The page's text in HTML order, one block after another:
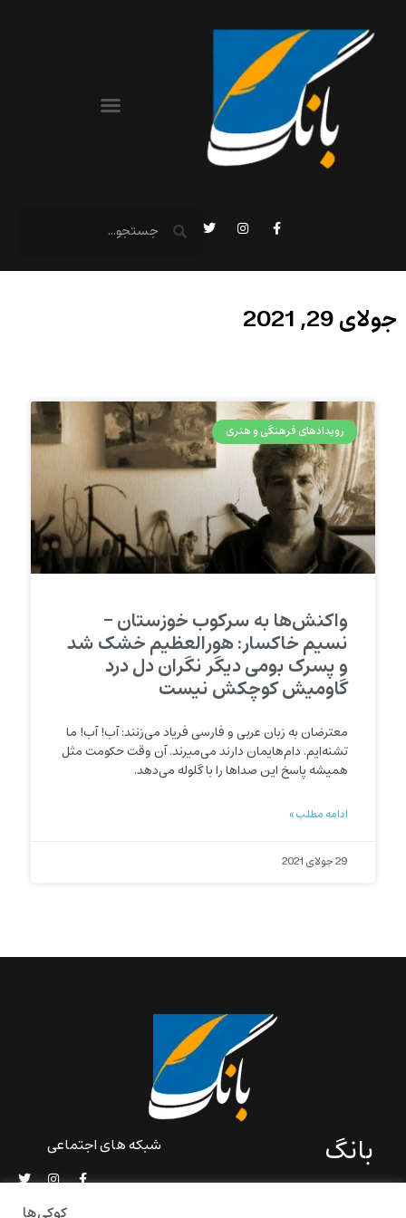
جولای 29, 2021
رویدادهای فرهنگی و هنری
واکنش‌ها به سرکوب خوزستان –
نسیم خاکسار: هورالعظیم خشک شد
و پسرک بومی دیگر نگران دل درد
گاومیش کوچکش نیست
معترضان به زبان عربی و فارسی فریاد می‌زنند: آب! آب! ما
تشنه‌ایم. دام‌هایمان دارند می‌میرند. آن وقت حکومت مثل
همیشه پاسخ این صداها را با گلوله می‌دهد.
ادامه مطلب »
29 جولای 2021
بانگ شبکه های اجتماعی
کوکی‌ها